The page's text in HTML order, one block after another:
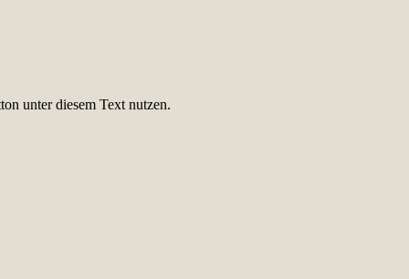
unter diesem Text nutzen.